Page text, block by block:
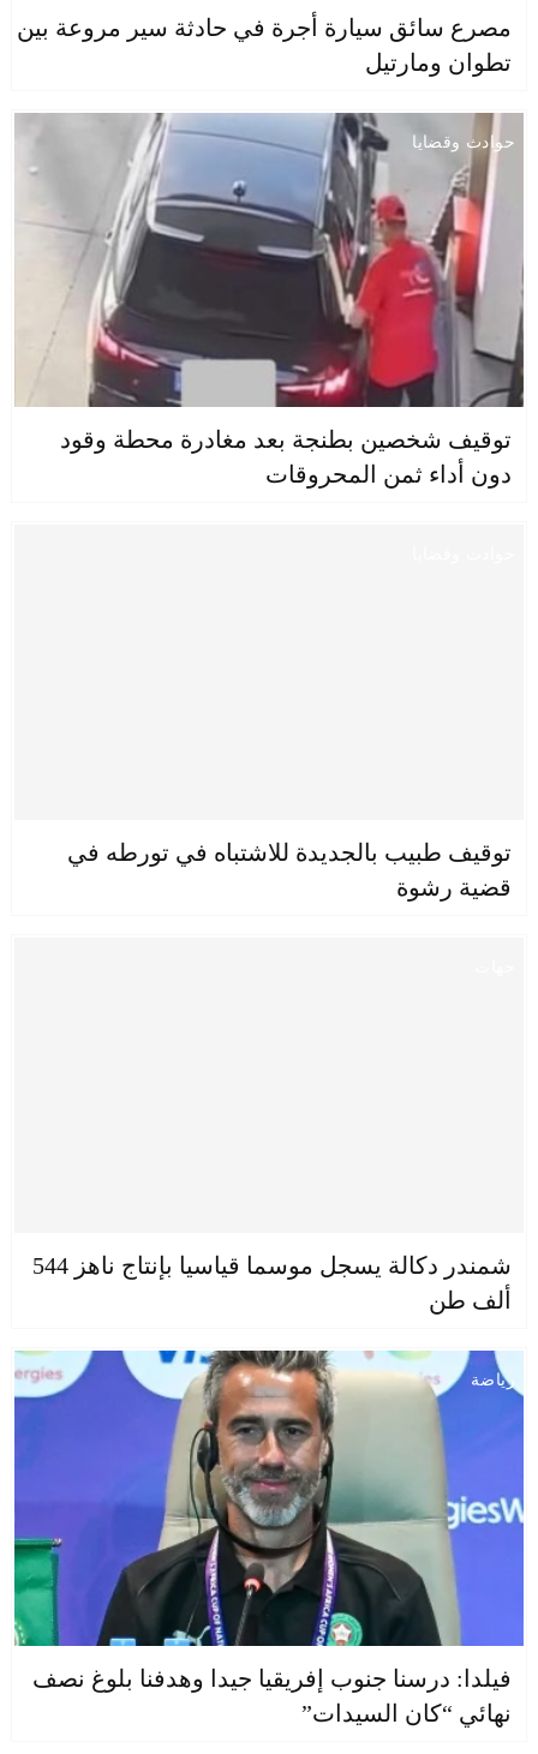
مصرع سائق سيارة أجرة في حادثة سير مروعة بين
تطوان ومارتيل
حوادث وقضايا
توقيف شخصين بطنجة بعد مغادرة محطة وقود
دون أداء ثمن المحروقات
توقيف طبيب بالجديدة للاشتباه في تورطه في
قضية رشوة
شمندر دكالة يسجل موسما قياسيا بإنتاج ناهز 544
ألف طن
رياضة
فيلدا: درسنا جنوب إفريقيا جيدا وهدفنا بلوغ نصف
نهائي “كان السيدات”